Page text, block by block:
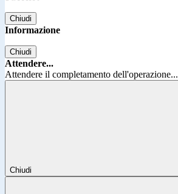
Chiudi
Informazione
Chiudi
Attendere...
Attendere il completamento dell'operazione...
Chiudi